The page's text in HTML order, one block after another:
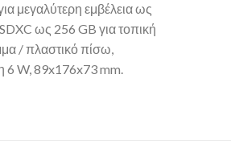
μεγαλύτερη εμβέλεια ως
ως 256 GB για τοπική
/ πλαστικό πίσω,
W, 89x176x73 mm.